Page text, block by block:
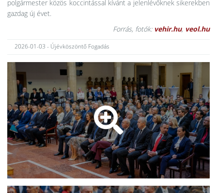
polgármester közös koccintással kívánt a jelenlévőknek sikerekben
gazdag új évet.
Forrás, fotók: vehir.hu, veol.hu
2026-01-03 - Újévköszöntő Fogadás